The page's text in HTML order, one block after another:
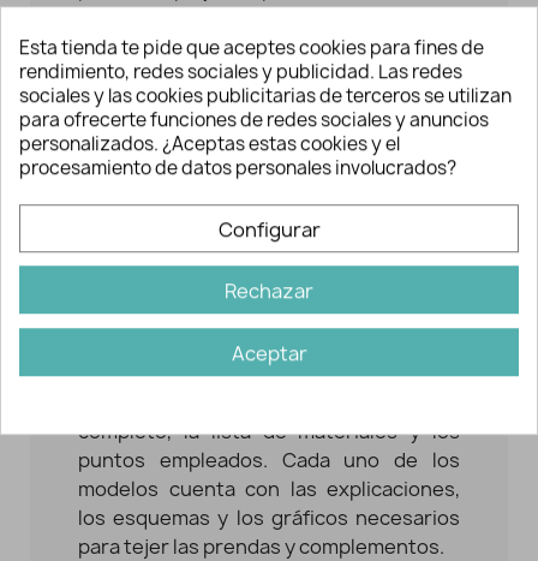
Revista Crochet 2024 : si eres amante
delganchillo, esta edición de Katia te
enamorará. Cada modelo se acompaña
de sus instrucciones paso a paso.
Dispone de modelos tanto para
principiantes como para niveles más
avanzados en el crochet. Incluye
Granny Squares
de la abuelita"), uno de los protagonistas
en todas las colecciones de ropa y
complementos en esta temporada.
Todos los modelos están indicados para
completo, la lista de materiales y los
puntos empleados. Cada uno de los
modelos cuenta con las explicaciones,
los esquemas y los gráficos necesarios
para tejer las prendas y complementos.
Esta tienda te pide que aceptes cookies para fines de
rendimiento, redes sociales y publicidad. Las redes
sociales y las cookies publicitarias de terceros se utilizan
para ofrecerte funciones de redes sociales y anuncios
personalizados. ¿Aceptas estas cookies y el
procesamiento de datos personales involucrados?
Configurar
Rechazar
Aceptar